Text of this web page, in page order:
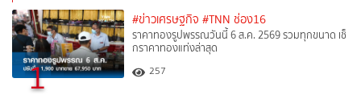
1
#ข่าวเศรษฐกิจ #TNN ช่อง16
ราคาทองรูปพรรณวันนี้ 6 ส.ค. 2569 รวมทุกขนาด เช็
กราคาทองแท่งล่าสุด
257